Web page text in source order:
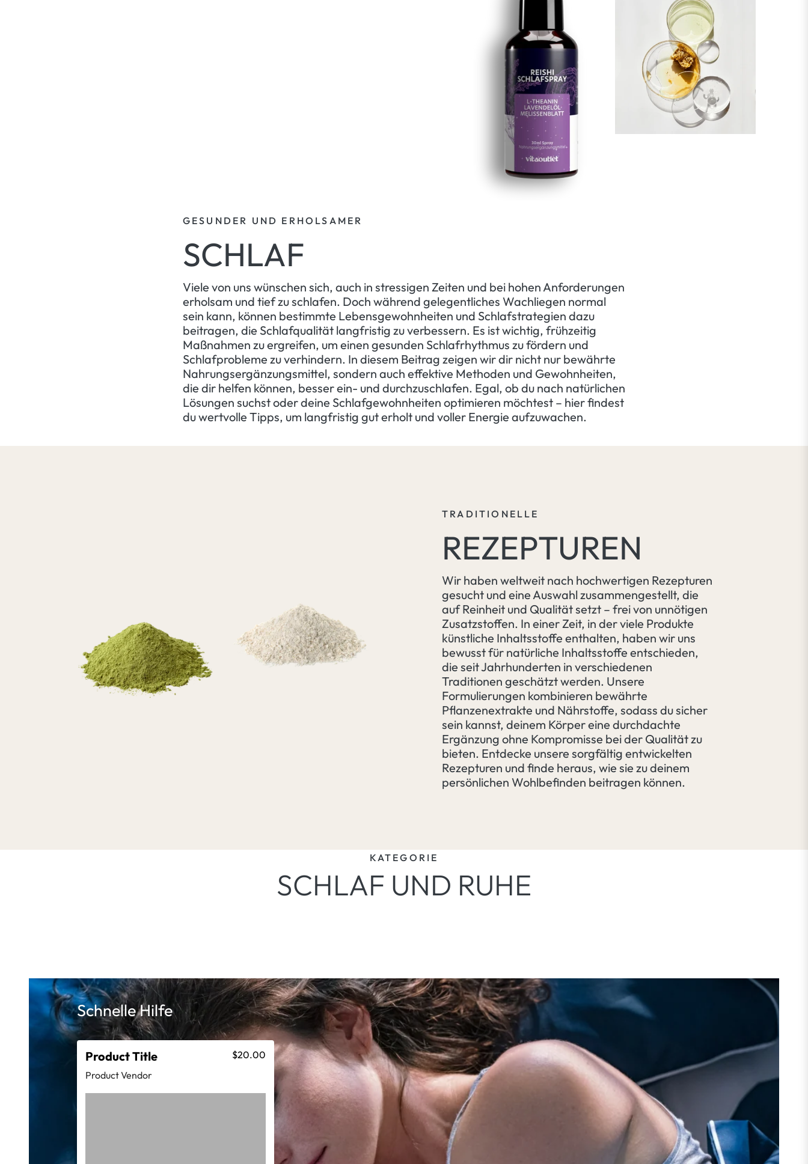
GESUNDER UND ERHOLSAMER
SCHLAF
Viele von uns wünschen sich, auch in stressigen Zeiten und bei hohen Anforderungen
erholsam und tief zu schlafen. Doch während gelegentliches Wachliegen normal
sein kann, können bestimmte Lebensgewohnheiten und Schlafstrategien dazu
beitragen, die Schlafqualität langfristig zu verbessern. Es ist wichtig, frühzeitig
Maßnahmen zu ergreifen, um einen gesunden Schlafrhythmus zu fördern und
Schlafprobleme zu verhindern. In diesem Beitrag zeigen wir dir nicht nur bewährte
Nahrungsergänzungsmittel, sondern auch effektive Methoden und Gewohnheiten,
die dir helfen können, besser ein- und durchzuschlafen. Egal, ob du nach natürlichen
Lösungen suchst oder deine Schlafgewohnheiten optimieren möchtest – hier findest
du wertvolle Tipps, um langfristig gut erholt und voller Energie aufzuwachen.
TRADITIONELLE
REZEPTUREN
Wir haben weltweit nach hochwertigen Rezepturen
gesucht und eine Auswahl zusammengestellt, die
auf Reinheit und Qualität setzt – frei von unnötigen
Zusatzstoffen. In einer Zeit, in der viele Produkte
künstliche Inhaltsstoffe enthalten, haben wir uns
bewusst für natürliche Inhaltsstoffe entschieden,
die seit Jahrhunderten in verschiedenen
Traditionen geschätzt werden. Unsere
Formulierungen kombinieren bewährte
Pflanzenextrakte und Nährstoffe, sodass du sicher
sein kannst, deinem Körper eine durchdachte
Ergänzung ohne Kompromisse bei der Qualität zu
bieten. Entdecke unsere sorgfältig entwickelten
Rezepturen und finde heraus, wie sie zu deinem
persönlichen Wohlbefinden beitragen können.
KATEGORIE
SCHLAF UND RUHE
Schnelle Hilfe
Product Title
Product Vendor
$20.00